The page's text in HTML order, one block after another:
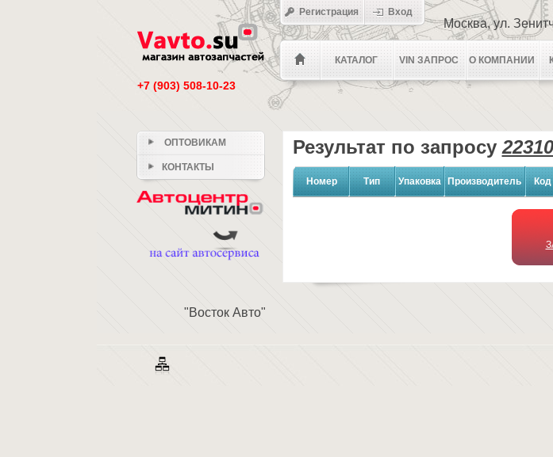
+7 (903) 508-10-23
КАТАЛОГ VIN ЗАПРОС О КОМПАНИИ
Регистрация Вход
Москва, ул.
Результат по запросу
Номер Тип Упаковка Производитель Код
ОПТОВИКАМ
КОНТАКТЫ
"Восток Авто"